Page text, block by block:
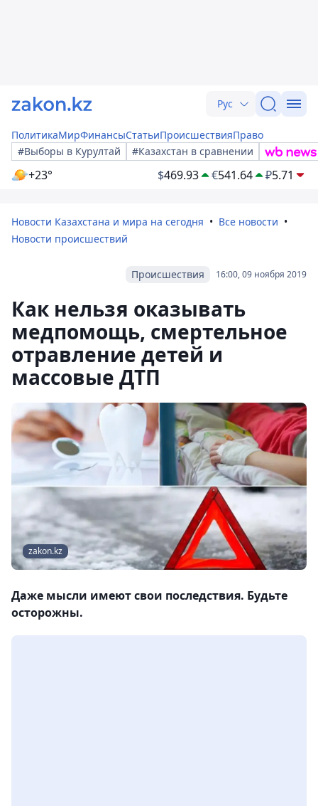
Рус
ПолитикаМирФинансыСтатьиПроисшествияПраво
#Выборы в Курултай
#Казахстан в сравнении
+23° $469.93 €541.64 ₽5.71
Новости Казахстана и мира на сегодня
Все новости
Новости происшествий
16:00, 09 ноября 2019
Происшествия
Как нельзя оказывать
медпомощь, смертельное
отравление детей и
массовые ДТП
zakon.kz
Даже мысли имеют свои последствия. Будьте
осторожны.